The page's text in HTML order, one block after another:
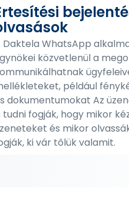
Daktela WhatsApp
közvetlenül a
például
dokumentumokat Az
tudni fogják, hogy mikor
és mikor
ki vár tőlük valamit.